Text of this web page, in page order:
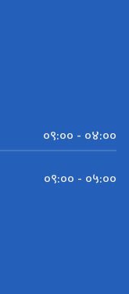
०९:०० - ०४:००
०९:०० - ०५:००